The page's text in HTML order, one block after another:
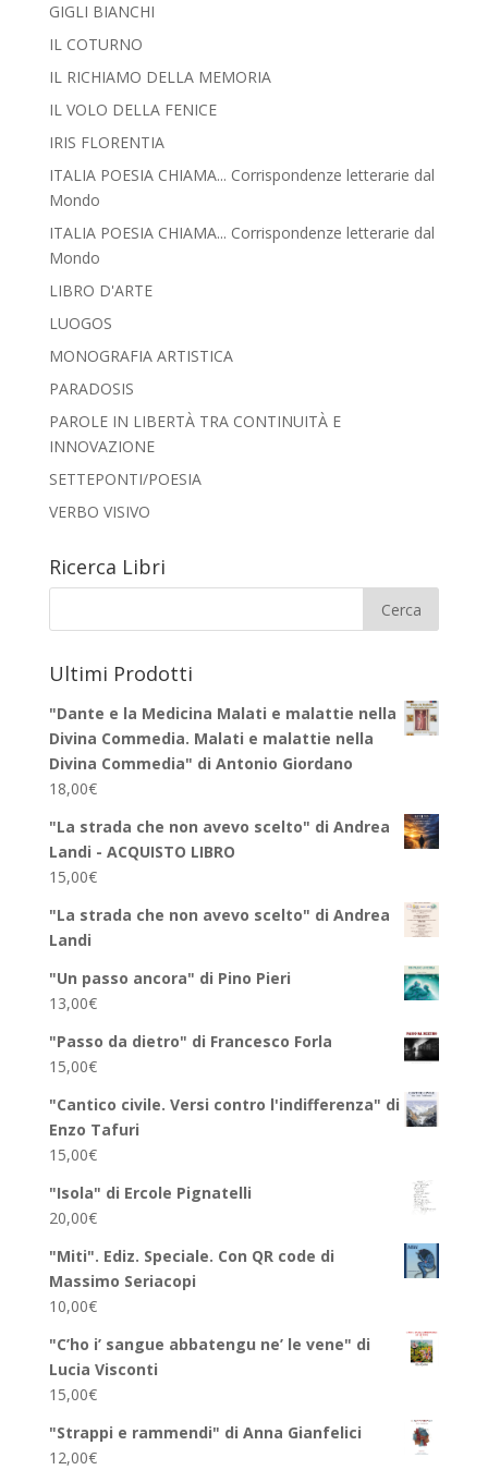
GIGLI BIANCHI
IL COTURNO
IL RICHIAMO DELLA MEMORIA
IL VOLO DELLA FENICE
IRIS FLORENTIA
ITALIA POESIA CHIAMA... Corrispondenze letterarie dal
Mondo
ITALIA POESIA CHIAMA... Corrispondenze letterarie dal
Mondo
LIBRO D'ARTE
LUOGOS
MONOGRAFIA ARTISTICA
PARADOSIS
PAROLE IN LIBERTÀ TRA CONTINUITÀ E
INNOVAZIONE
SETTEPONTI/POESIA
VERBO VISIVO
Ricerca Libri
Ultimi Prodotti
"Dante e la Medicina Malati e malattie nella
Divina Commedia. Malati e malattie nella
Divina Commedia" di Antonio Giordano
18,00€
"La strada che non avevo scelto" di Andrea
Landi - ACQUISTO LIBRO
15,00€
"La strada che non avevo scelto" di Andrea
Landi
"Un passo ancora" di Pino Pieri
13,00€
"Passo da dietro" di Francesco Forla
15,00€
"Cantico civile. Versi contro l'indifferenza" di
Enzo Tafuri
15,00€
"Isola" di Ercole Pignatelli
20,00€
"Miti". Ediz. Speciale. Con QR code di
Massimo Seriacopi
10,00€
"C’ho i’ sangue abbatengu ne’ le vene" di
Lucia Visconti
15,00€
"Strappi e rammendi" di Anna Gianfelici
12,00€